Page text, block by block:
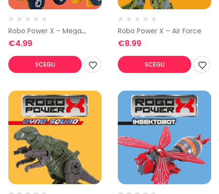
Robo Power X – Mega
Trucks Mezzi da Lavoro
€4.99
SCEGLI
Robo Power X – Air Force
€8.99
SCEGLI